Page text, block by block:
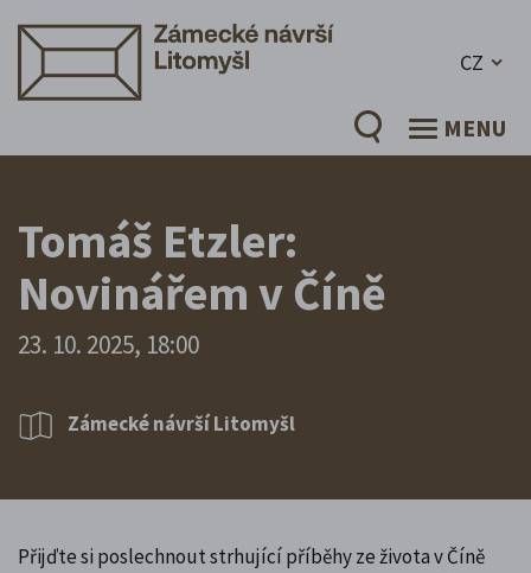
CZ
MENU
Tomáš Etzler:
Novinářem v Číně
23. 10. 2025, 18:00
Zámecké návrší Litomyšl
Přijďte si poslechnout strhující příběhy ze života v Číně